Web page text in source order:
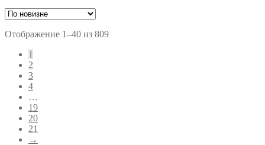
Отображение 1–40 из 809
1
2
3
4
…
19
20
21
→